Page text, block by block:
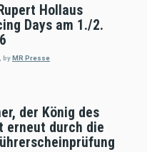
Hollaus
Days am 1./2.
byMR Presse
der König des
erneut durch die